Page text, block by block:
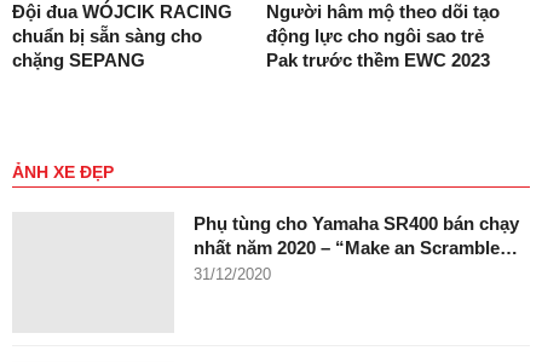
Đội đua WÓJCIK RACING
chuẩn bị sẵn sàng cho
chặng SEPANG
Người hâm mộ theo dõi tạo
động lực cho ngôi sao trẻ
Pak trước thềm EWC 2023
ẢNH XE ĐẸP
Phụ tùng cho Yamaha SR400 bán chạy
nhất năm 2020 – “Make an Scramble…
31/12/2020